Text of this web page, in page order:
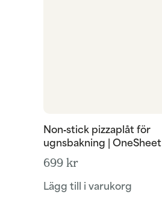
Non‑stick pizzaplåt för
ugnsbakning | OneSheet
699 kr
Lägg till i varukorg